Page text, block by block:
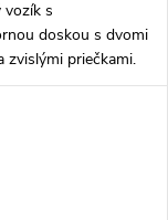
vozík s
doskou s dvomi
zvislými priečkami.
kg. Vozík